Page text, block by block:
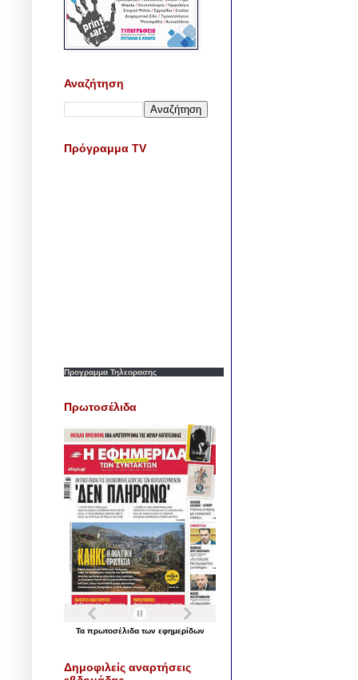
Αναζήτηση
Πρόγραμμα TV
Προγραμμα Τηλεορασης
Πρωτοσέλιδα
Τα πρωτοσέλιδα των εφημερίδων
Δημοφιλείς αναρτήσεις